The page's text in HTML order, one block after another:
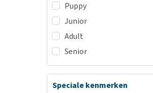
Puppy
Junior
Adult
Senior
Speciale kenmerken